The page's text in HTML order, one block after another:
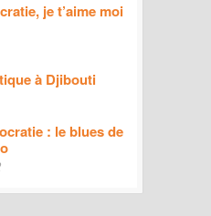
je t’aime moi
à Djibouti
: le blues de